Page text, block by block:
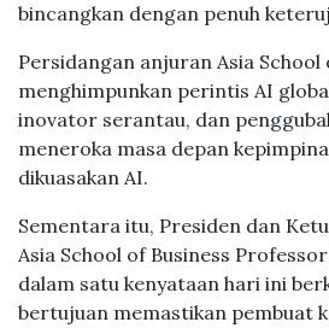
bincangkan dengan penuh
Persidangan anjuran Asia School
menghimpunkan perintis AI
inovator serantau, dan
meneroka masa depan
dikuasakan AI.
Sementara itu, Presiden dan
Asia School of Business
dalam satu kenyataan hari ini
bertujuan memastikan pembuat